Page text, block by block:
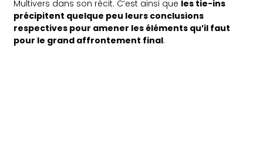
Multivers dans son récit. C’est ainsi que les tie-ins
précipitent quelque peu leurs conclusions
respectives pour amener les éléments qu’il faut
pour le grand affrontement final.